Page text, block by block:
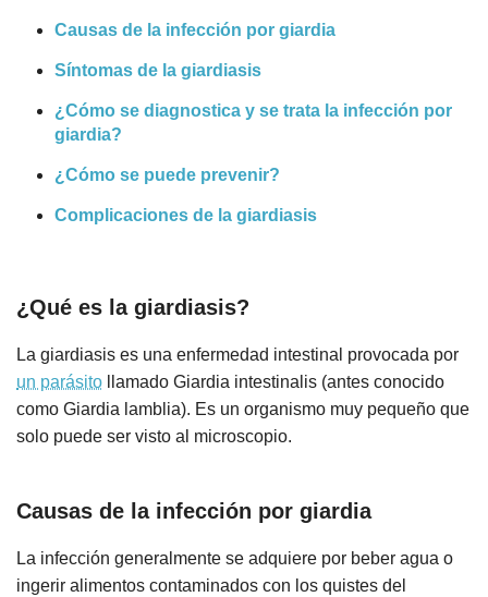
Causas de la infección por giardia
Síntomas de la giardiasis
¿Cómo se diagnostica y se trata la infección por
giardia?
¿Cómo se puede prevenir?
Complicaciones de la giardiasis
¿Qué es la giardiasis?
La giardiasis es una enfermedad intestinal provocada por
un parásito llamado Giardia intestinalis (antes conocido
como Giardia lamblia). Es un organismo muy pequeño que
solo puede ser visto al microscopio.
Causas de la infección por giardia
La infección generalmente se adquiere por beber agua o
ingerir alimentos contaminados con los quistes del